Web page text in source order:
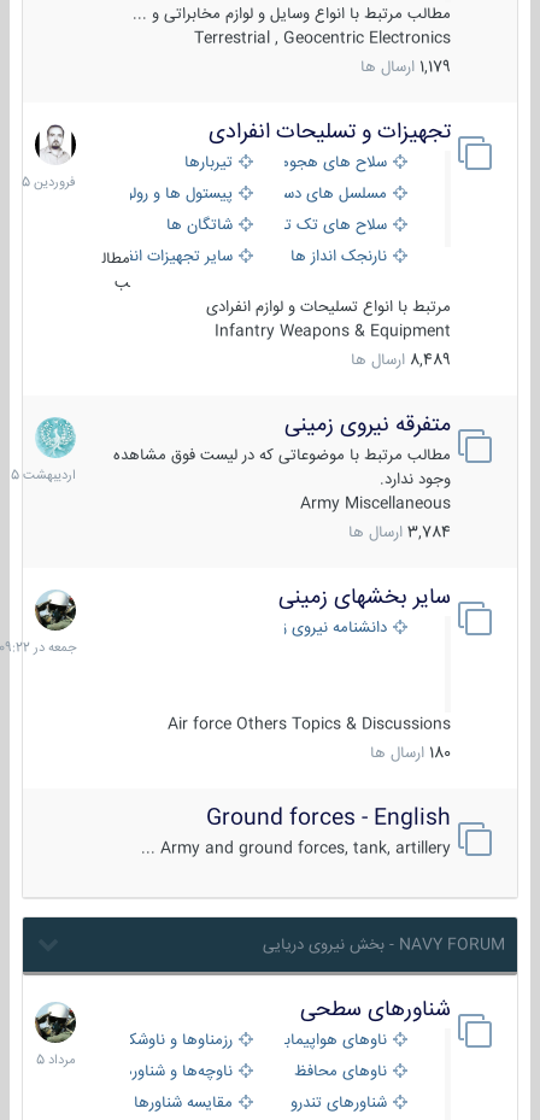
مطالب مرتبط با انواع وسایل و لوازم مخابراتی و ...
Terrestrial , Geocentric Electronics
1,179 ارسال ها
تجهیزات و تسلیحات انفرادی
سلاح های هجومی
تیربارها
مسلسل های دستی
پیستول ها و رولورها
سلاح های تک تیر اندازیشاتگان ها
نارنجک انداز ها
سایر تجهیزات انفرادی
مطال
ب
مرتبط با انواع تسلیحات و لوازم انفرادی
Infantry Weapons & Equipment
8,489 ارسال ها
17
فروردین
1405
متفرقه نیروی زمینی
مطالب مرتبط با موضوعاتی که در لیست فوق مشاهده
وجود ندارد.
Army Miscellaneous
3,784 ارسال ها
27
1405
سایر بخشهای زمینی
دانشنامه نیروی زمینی
Air force Others Topics & Discussions
180 ارسال ها
جمعه
در
09:22
Ground forces - English
Army and ground forces, tank, artillery ...
NAVY FORUM - بخش نیروی دریایی
شناورهای سطحی
ناوهای هواپیمابر و بالگرد بررزمناوها و ناوشکن‌ها
ناوهای محافظ
ناوچه‌ها و شناورهای گشتی
شناورهای تندرو
مقایسه شناورها
2
مرداد
1405